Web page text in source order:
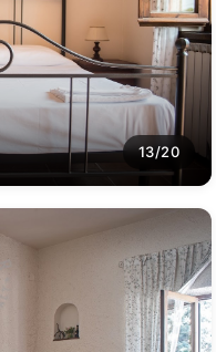
13/20